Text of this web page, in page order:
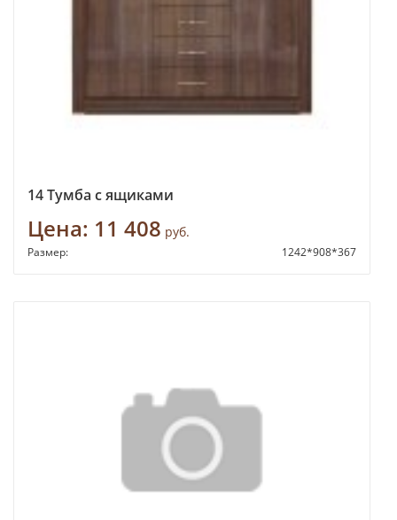
14 Тумба с ящиками
Цена: 11 408 руб.
Размер: 1242*908*367